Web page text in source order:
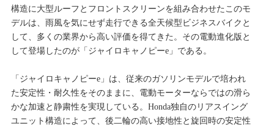
構造に大型ルーフとフロントスクリーンを組み合わせたこのモ
デルは、雨風を気にせず走行できる全天候型ビジネスバイクと
して、多くの業界から高い評価を得てきた。その電動進化版と
して登場したのが「ジャイロキャノピーe」である。
「ジャイロキャノピーe」は、従来のガソリンモデルで培われ
た安定性・耐久性をそのままに、電動モーターならではの滑ら
かな加速と静粛性を実現している。Honda独自のリアスイング
ユニット構造によって、後二輪の高い接地性と旋回時の安定性